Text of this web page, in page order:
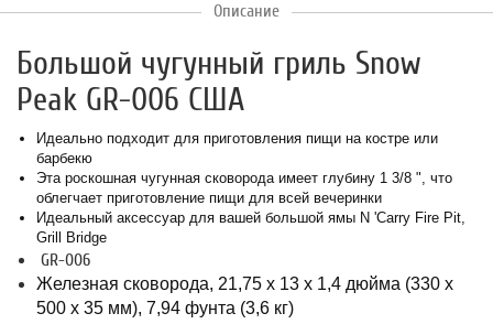
Описание
Большой чугунный гриль Snow
Peak GR-006 США
Идеально подходит для приготовления пищи на костре или
барбекю
Эта роскошная чугунная сковорода имеет глубину 1 3/8 ", что
облегчает приготовление пищи для всей вечеринки
Идеальный аксессуар для вашей большой ямы N 'Carry Fire Pit,
Grill Bridge
GR-006
Железная сковорода, 21,75 x 13 x 1,4 дюйма (330 x
500 x 35 мм), 7,94 фунта (3,6 кг)